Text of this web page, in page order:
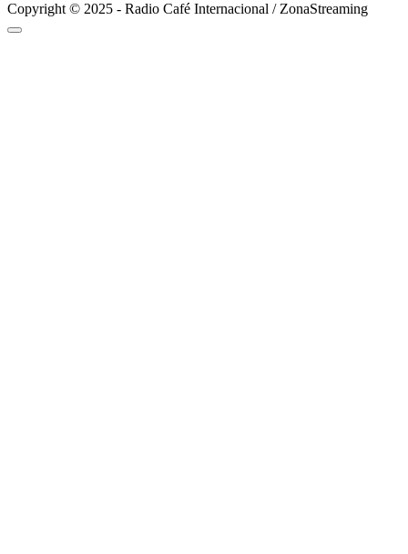
Copyright © 2025 - Radio Café Internacional / ZonaStreaming